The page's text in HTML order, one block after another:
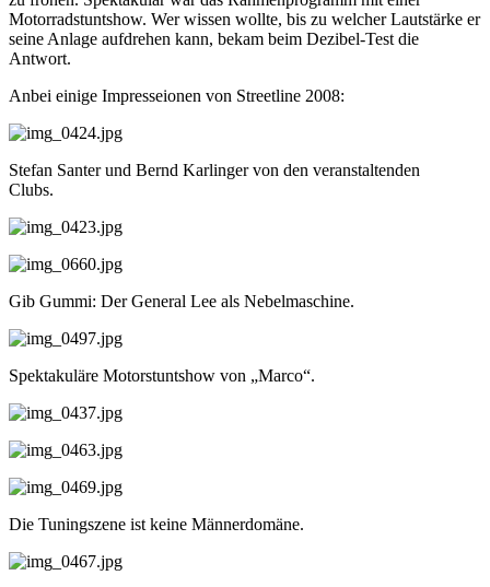
Motorradstuntshow. Wer wissen wollte, bis zu welcher Lautstärke er
seine Anlage aufdrehen kann, bekam beim Dezibel-Test die
Antwort.
Anbei einige Impresseionen von Streetline 2008:
Stefan Santer und Bernd Karlinger von den veranstaltenden
Clubs.
Gib Gummi: Der General Lee als Nebelmaschine.
Spektakuläre Motorstuntshow von „Marco“.
Die Tuningszene ist keine Männerdomäne.